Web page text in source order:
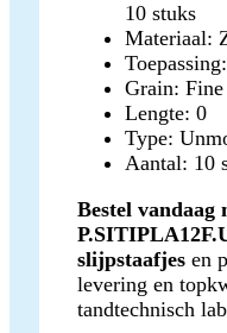
10 stuks
Materiaal:
Grain: Fine
Lengte: 0
Type:
Aantal: 10
Bestel vandaag
slijpstaafjes en
levering en
tandtechnisch